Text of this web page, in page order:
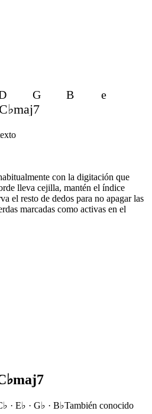
G B e
C♭maj7
con la digitación que
lleva cejilla, mantén el índice
el resto de dedos para no apagar las
marcadas como activas en el
· E♭ · G♭ · B♭También conocido